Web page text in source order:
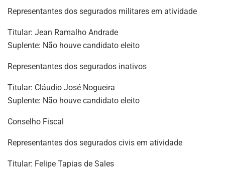
Representantes dos segurados militares em atividade
Titular: Jean Ramalho Andrade
Suplente: Não houve candidato eleito
Representantes dos segurados inativos
Titular: Cláudio José Nogueira
Suplente: Não houve candidato eleito
Conselho Fiscal
Representantes dos segurados civis em atividade
Titular: Felipe Tapias de Sales